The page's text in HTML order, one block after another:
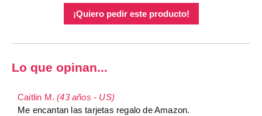
¡Quiero pedir este producto!
Lo que opinan...
Caitlin M.(43 años - US)
Me encantan las tarjetas regalo de Amazon.